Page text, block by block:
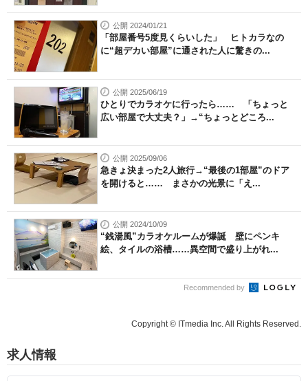
公開 2024/01/21
「部屋番号5度見くらいした」 ヒトカラなの
に“超デカい部屋”に通された人に驚きの...
公開 2025/06/19
ひとりでカラオケに行ったら…… 「ちょっと
広い部屋で大丈夫？」→“ちょっとどころ...
公開 2025/09/06
急きょ決まった2人旅行→“最後の1部屋”のドア
を開けると…… まさかの光景に「え...
公開 2024/10/09
“銭湯風”カラオケルームが爆誕 壁にペンキ
絵、タイルの浴槽……異空間で盛り上がれ...
Recommended by
Copyright © ITmedia Inc. All Rights Reserved.
求人情報